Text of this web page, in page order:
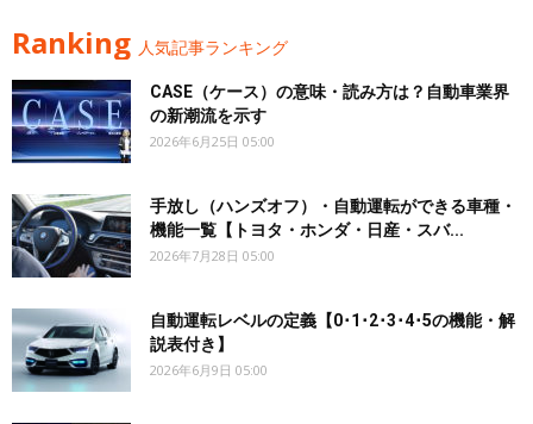
Ranking 人気記事ランキング
CASE（ケース）の意味・読み方は？自動車業界
の新潮流を示す
2026年6月25日 05:00
手放し（ハンズオフ）・自動運転ができる車種・
機能一覧【トヨタ・ホンダ・日産・スバ...
2026年7月28日 05:00
自動運転レベルの定義【0･1･2･3･4･5の機能・解
説表付き】
2026年6月9日 05:00